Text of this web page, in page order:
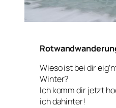
Wieso ist bei dir
Winter?
Ich komm dir jetzt
ich dahinter!